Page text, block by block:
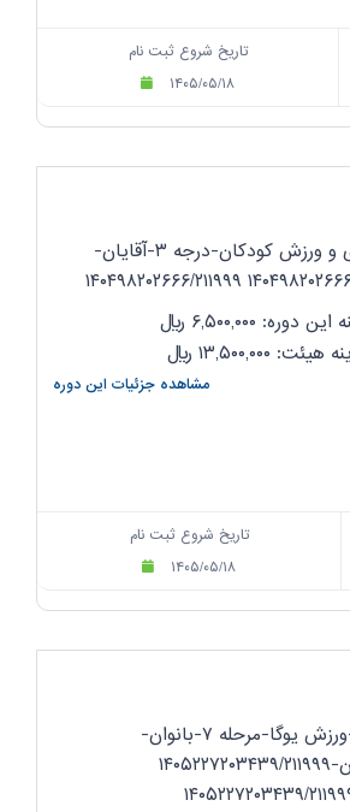
تاریخ شروع ثبت نام
۱۴۰۵/۰۵/۱۸
مربیگری-بازی و ورزش کودکان-درجه ۳-آقایان-
دوره: ۶,۵۰۰,۰۰۰
ریال
هیئت: ۱۳,۵۰۰,۰۰۰
ریال
مشاهده جزئیات این دوره
تاریخ شروع ثبت نام
۱۴۰۵/۰۵/۱۸
آزمون-ورزش یوگا-مرحله ۷-بانوان-
گیلان-۱۴۰۵۲۲۷۲۰۳۴۳۹/۲۱۱۹۹۹
۲۱۱۹۹۹